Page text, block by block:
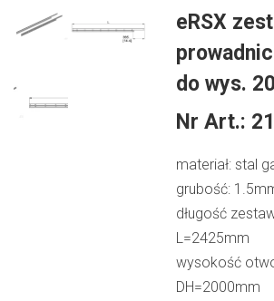
eRSX
do wys.
Nr Art.:
materiał: stal
grubość:
długość
L=2425mm
wysokość
DH=2000mm